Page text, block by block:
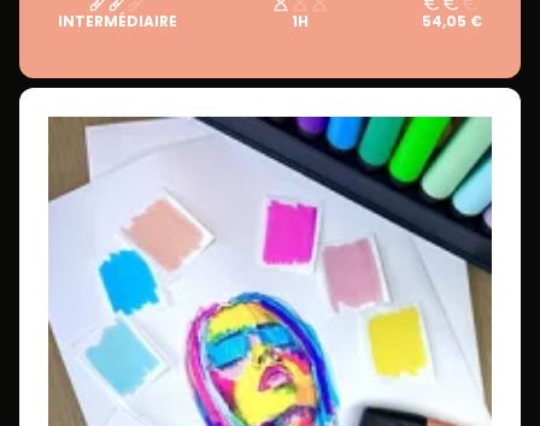
INTERMÉDIAIRE 1H 54,05 €